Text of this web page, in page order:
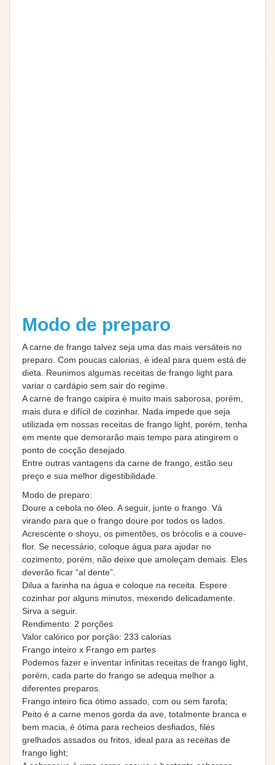
Modo de preparo
A carne de frango talvez seja uma das mais versáteis no
preparo. Com poucas calorias, é ideal para quem está de
dieta. Reunimos algumas receitas de frango light para
variar o cardápio sem sair do regime.
A carne de frango caipira é muito mais saborosa, porém,
mais dura e difícil de cozinhar. Nada impede que seja
utilizada em nossas receitas de frango light, porém, tenha
em mente que demorarão mais tempo para atingirem o
ponto de cocção desejado.
Entre outras vantagens da carne de frango, estão seu
preço e sua melhor digestibilidade.
Modo de preparo:
Doure a cebola no óleo. A seguir, junte o frango. Vá
virando para que o frango doure por todos os lados.
Acrescente o shoyu, os pimentões, os brócolis e a couve-
flor. Se necessário, coloque água para ajudar no
cozimento, porém, não deixe que amoleçam demais. Eles
deverão ficar “al dente”.
Dilua a farinha na água e coloque na receita. Espere
cozinhar por alguns minutos, mexendo delicadamente.
Sirva a seguir.
Rendimento: 2 porções
Valor calórico por porção: 233 calorias
Frango inteiro x Frango em partes
Podemos fazer e inventar infinitas receitas de frango light,
porém, cada parte do frango se adequa melhor a
diferentes preparos.
Frango inteiro fica ótimo assado, com ou sem farofa;
Peito é a carne menos gorda da ave, totalmente branca e
bem macia, é ótima para recheios desfiados, filés
grelhados assados ou fritos, ideal para as receitas de
frango light;